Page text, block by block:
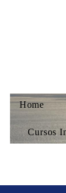
Home
Cursos